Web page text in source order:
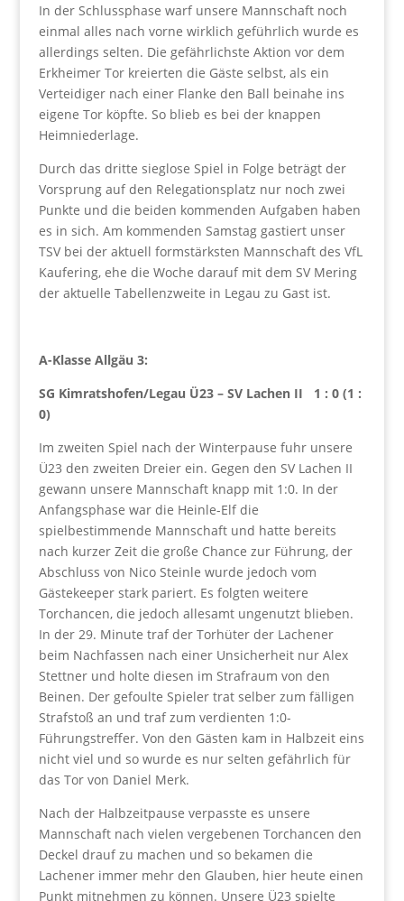
In der Schlussphase warf unsere Mannschaft noch
einmal alles nach vorne wirklich geführlich wurde es
allerdings selten. Die gefährlichste Aktion vor dem
Erkheimer Tor kreierten die Gäste selbst, als ein
Verteidiger nach einer Flanke den Ball beinahe ins
eigene Tor köpfte. So blieb es bei der knappen
Heimniederlage.
Durch das dritte sieglose Spiel in Folge beträgt der
Vorsprung auf den Relegationsplatz nur noch zwei
Punkte und die beiden kommenden Aufgaben haben
es in sich. Am kommenden Samstag gastiert unser
TSV bei der aktuell formstärksten Mannschaft des VfL
Kaufering, ehe die Woche darauf mit dem SV Mering
der aktuelle Tabellenzweite in Legau zu Gast ist.
A-Klasse Allgäu 3:
SG Kimratshofen/Legau Ü23 – SV Lachen II 1 : 0 (1 :
0)
Im zweiten Spiel nach der Winterpause fuhr unsere
Ü23 den zweiten Dreier ein. Gegen den SV Lachen II
gewann unsere Mannschaft knapp mit 1:0. In der
Anfangsphase war die Heinle-Elf die
spielbestimmende Mannschaft und hatte bereits
nach kurzer Zeit die große Chance zur Führung, der
Abschluss von Nico Steinle wurde jedoch vom
Gästekeeper stark pariert. Es folgten weitere
Torchancen, die jedoch allesamt ungenutzt blieben.
In der 29. Minute traf der Torhüter der Lachener
beim Nachfassen nach einer Unsicherheit nur Alex
Stettner und holte diesen im Strafraum von den
Beinen. Der gefoulte Spieler trat selber zum fälligen
Strafstoß an und traf zum verdienten 1:0-
Führungstreffer. Von den Gästen kam in Halbzeit eins
nicht viel und so wurde es nur selten gefährlich für
das Tor von Daniel Merk.
Nach der Halbzeitpause verpasste es unsere
Mannschaft nach vielen vergebenen Torchancen den
Deckel drauf zu machen und so bekamen die
Lachener immer mehr den Glauben, hier heute einen
Punkt mitnehmen zu können. Unsere Ü23 spielte